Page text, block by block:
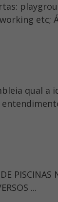
etc;
qual a
PISCINAS
...